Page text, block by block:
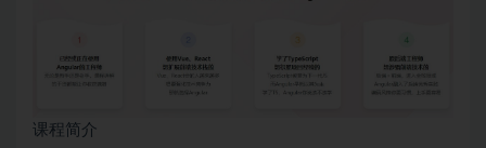
课程简介